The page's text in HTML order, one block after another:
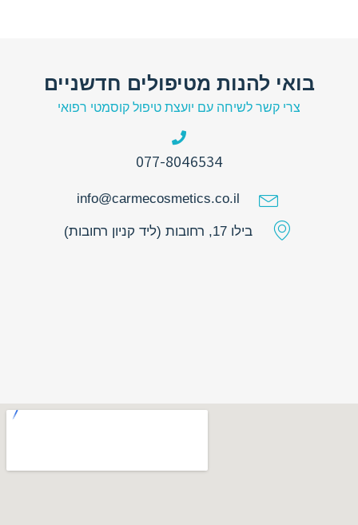
בואי להנות מטיפולים חדשניים
צרי קשר לשיחה עם יועצת טיפול קוסמטי רפואי
077-8046534
info@carmecosmetics.co.il
בילו 17, רחובות (ליד קניון רחובות)